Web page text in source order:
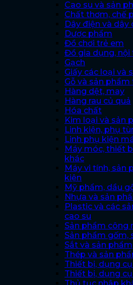
Cao su và sản
Chất thơm, chế
Dây điện và dây
Dược phẩm
Đồ chơi trẻ em
Đồ gia dụng, nội
Gạch
Giấy các loại và
Gỗ và sản
Hàng dệt, may
Hàng rau củ quả
Hóa chất
Kim loại và sản
Linh kiện, phụ
Linh phụ kiện
Máy móc, thiết
khác
Máy vi tính, sản
kiện
Mỹ phẩm, dầu
Nhựa và sản
Plastic và các
cao su
Sản phẩm công
Sản phẩm gốm,
Sắt và sản phẩm
Thép và sản
Thiết bị, dụng
Thiết bị, dụng